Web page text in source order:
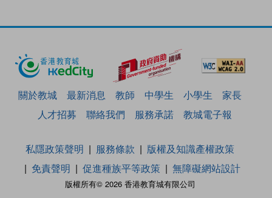
關於教城 最新消息 教師 中學生 小學生
家長
人才招募
聯絡我們 服務承諾 教城電子報
版權所有© 2026 香港教育城有限公司
私隱政策聲明 服務條款
版權及知識產權政策
免責聲明
促進種族平等政策 無障礙網站設計